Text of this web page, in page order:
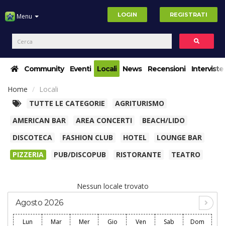
Menu LOGIN REGISTRATI
Community Eventi Locali News Recensioni Interviste
Home
Locali
TUTTE LE CATEGORIE
AGRITURISMO
AMERICAN BAR
AREA CONCERTI
BEACH/LIDO
DISCOTECA
FASHION CLUB HOTEL
LOUNGE BAR
PIZZERIA
PUB/DISCOPUB RISTORANTE TEATRO
Nessun locale trovato
Agosto 2026
Lun Mar Mer Gio Ven Sab
Dom